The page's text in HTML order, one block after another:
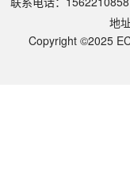
作日内发货。如遇缺
系我们的技术支持团队
地
Copyright ©2025